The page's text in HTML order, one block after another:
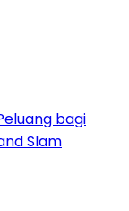
bagi
Slam